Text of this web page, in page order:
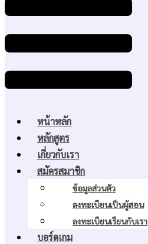
หน้าหลัก
หลักสูตร
เกี่ยวกับเรา
สมัครสมาชิก
ข้อมูลส่วนตัว
ลงทะเบียนเป็นผู้สอน
ลงทะเบียนเรียนกับเรา
บอร์ดเกม